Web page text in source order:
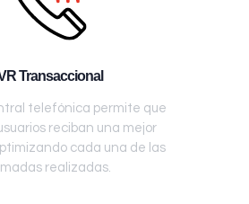
Transaccional
telefónica permite que
reciban una mejor
cada una de las
realizadas.